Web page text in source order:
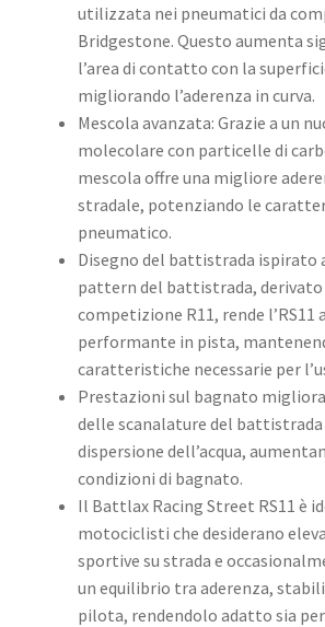
utilizzata nei pneumatici da
Bridgestone. Questo aumenta
l’area di contatto con la
migliorando l’aderenza in curva. ​
Mescola avanzata: Grazie a un
molecolare con particelle di
mescola offre una migliore
stradale, potenziando le
pneumatico. ​
Disegno del battistrada ispirato
pattern del battistrada, derivato
competizione R11, rende
performante in pista,
caratteristiche necessarie per
Prestazioni sul bagnato
delle scanalature del
dispersione dell’acqua,
condizioni di bagnato. ​
Il Battlax Racing Street RS11 è
motociclisti che desiderano
sportive su strada e
un equilibrio tra aderenza,
pilota, rendendolo adatto sia